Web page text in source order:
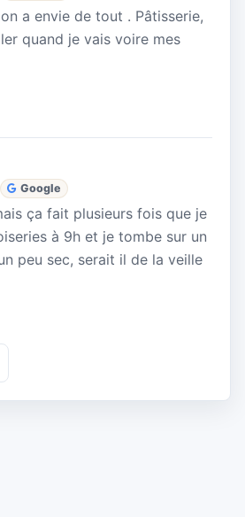
a envie de tout . Pâtisserie,
quand je vais voire mes
Google
ça fait plusieurs fois que je
à 9h et je tombe sur un
peu sec, serait il de la veille